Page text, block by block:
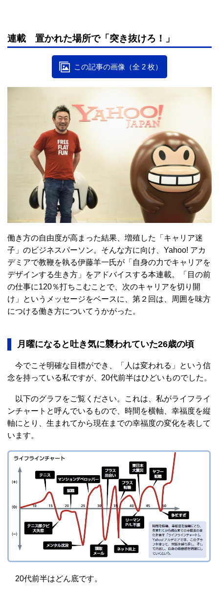
連載 置かれた場所で「突き抜けろ！」
この記事の画像（全 2 枚）
働き方の自由度が高まった結果、増殖した「キャリア迷
子」のビジネスパーソン。そんな方に向け、Yahoo! アカ
デミアで教鞭を執る伊藤羊一氏が「自身の力でキャリアを
デザインする生き方」をアドバイスする本連載。「目の前
の仕事に120％打ちこむことで、次のキャリアを切り開
け」というメッセージをベースに、第２回は、周囲を味方
につける働き方についてうかがった。
月曜になると吐き気に襲われていた26歳の頃
今でこそ明確な目標ができ、「人は変われる」という信
念を持っている私ですが、20代前半はひどいものでした。
以下のグラフをご覧ください。これは、私がライフライ
ンチャートと呼んでいるもので、時間を横軸、幸福度を縦
軸にとり、生まれてから現在までの幸福度の変化を表して
います。
20代前半はどん底です。